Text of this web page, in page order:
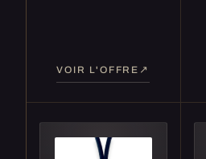
VOIR L'OFFRE